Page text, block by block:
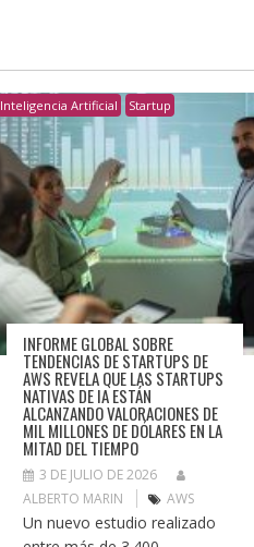
Inteligencia Artificial Startup
INFORME GLOBAL SOBRE
TENDENCIAS DE STARTUPS DE
AWS REVELA QUE LAS STARTUPS
NATIVAS DE IA ESTÁN
ALCANZANDO VALORACIONES DE
MIL MILLONES DE DÓLARES EN LA
MITAD DEL TIEMPO
3 DE JULIO DE 2026
ALBERTO MARIN
AWS
Un nuevo estudio realizado